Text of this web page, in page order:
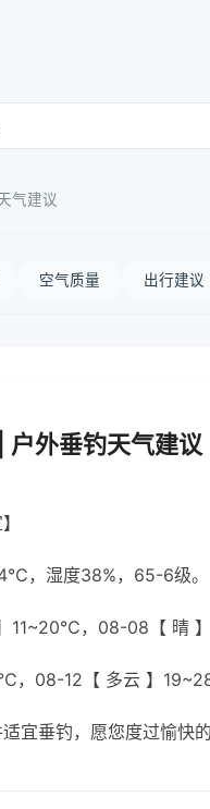
气建议
空气质量 出行建议
户外垂钓天气建议
，湿度38%，65-6级。
11~20℃，08-08【 晴
，08-12【 多云 】
宜垂钓，愿您度过愉快的